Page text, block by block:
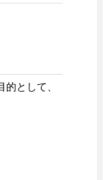
として、